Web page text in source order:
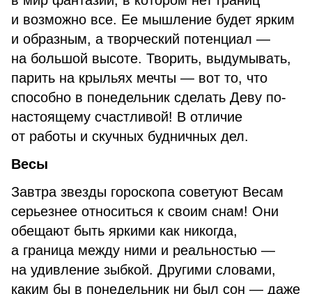
и возможно все. Ее мышление будет ярким
и образным, а творческий потенциал —
на большой высоте. Творить, выдумывать,
парить на крыльях мечты — вот то, что
способно в понедельник сделать Деву по-
настоящему счастливой! В отличие
от работы и скучных будничных дел.
Весы
Завтра звезды гороскопа советуют Весам
серьезнее относиться к своим снам! Они
обещают быть яркими как никогда,
а граница между ними и реальностью —
на удивление зыбкой. Другими словами,
каким бы в понедельник ни был сон — даже